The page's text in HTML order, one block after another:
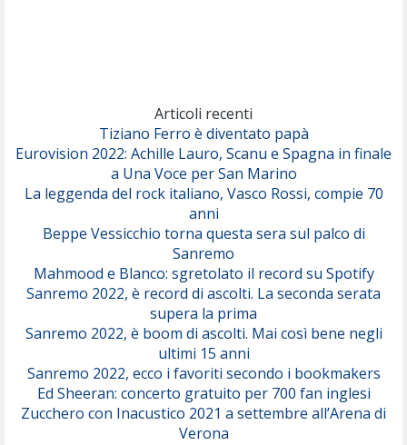
Serenamente
Articoli recenti
Tiziano Ferro è diventato papà
Eurovision 2022: Achille Lauro, Scanu e Spagna in finale
a Una Voce per San Marino
La leggenda del rock italiano, Vasco Rossi, compie 70
anni
Beppe Vessicchio torna questa sera sul palco di
Sanremo
Mahmood e Blanco: sgretolato il record su Spotify
Sanremo 2022, è record di ascolti. La seconda serata
supera la prima
Sanremo 2022, è boom di ascolti. Mai così bene negli
ultimi 15 anni
Sanremo 2022, ecco i favoriti secondo i bookmakers
Ed Sheeran: concerto gratuito per 700 fan inglesi
Zucchero con Inacustico 2021 a settembre all’Arena di
Verona